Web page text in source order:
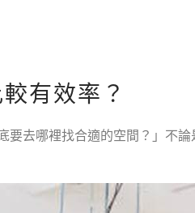
有效率？
要去哪裡找合適的空間？」不